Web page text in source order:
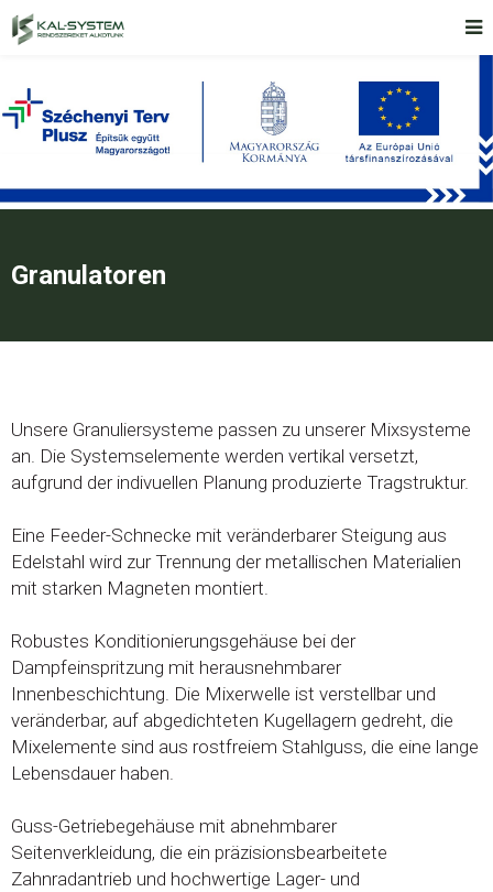
Granulatoren
Unsere Granuliersysteme passen zu unserer Mixsysteme
an. Die Systemselemente werden vertikal versetzt,
aufgrund der indivuellen Planung produzierte Tragstruktur.
Eine Feeder-Schnecke mit veränderbarer Steigung aus
Edelstahl wird zur Trennung der metallischen Materialien
mit starken Magneten montiert.
Robustes Konditionierungsgehäuse bei der
Dampfeinspritzung mit herausnehmbarer
Innenbeschichtung. Die Mixerwelle ist verstellbar und
veränderbar, auf abgedichteten Kugellagern gedreht, die
Mixelemente sind aus rostfreiem Stahlguss, die eine lange
Lebensdauer haben.
Guss-Getriebegehäuse mit abnehmbarer
Seitenverkleidung, die ein präzisionsbearbeitete
Zahnradantrieb und hochwertige Lager- und